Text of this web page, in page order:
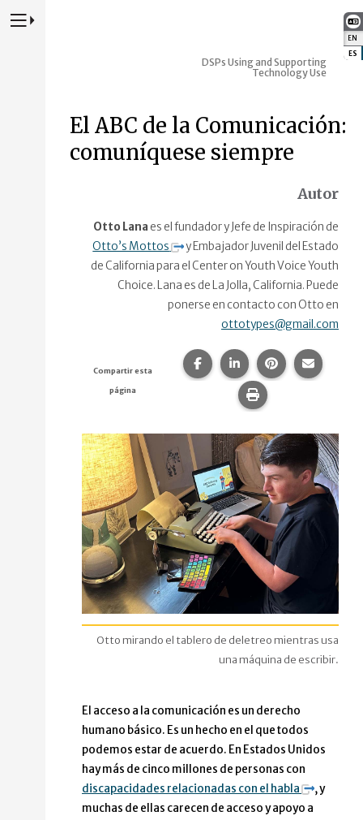
EN
ES
Presione para alternar la navegación principal del sitio web
DSPs Using and Supporting
Technology Use
El ABC de la Comunicación:
comuníquese siempre
Autor
Otto Lana es el fundador y Jefe de Inspiración de
Otto’s Mottos
y Embajador Juvenil del Estado
de California para el Center on Youth Voice Youth
Choice. Lana es de La Jolla, California. Puede
ponerse en contacto con Otto en
ottotypes@gmail.com
Compartir esta
página
Compartir esta página en
Compartir esta
Compartir
Imprime esta
Otto mirando el tablero de deletreo mientras usa
una máquina de escribir.
El acceso a la comunicación es un derecho
humano básico. Es un hecho en el que todos
podemos estar de acuerdo. En Estados Unidos
hay más de cinco millones de personas con
discapacidades relacionadas con el habla
, y
muchas de ellas carecen de acceso y apoyo a